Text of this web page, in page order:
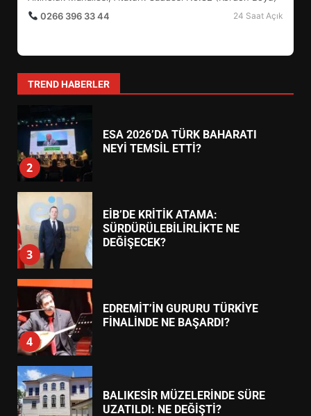
0266 396 33 44
24 Saat Açık
TREND HABERLER
1
HAREKETE GEÇİYOR: GÖZLER
2
ESA 2026’DA TÜRK BAHARATI
NEYİ TEMSİL ETTİ?
3
EİB’DE KRİTİK ATAMA:
SÜRDÜRÜLEBİLİRLİKTE NE
DEĞİŞECEK?
4
EDREMİT’İN GURURU TÜRKİYE
FİNALİNDE NE BAŞARDI?
BALIKESİR MÜZELERİNDE SÜRE
UZATILDI: NE DEĞİŞTİ?